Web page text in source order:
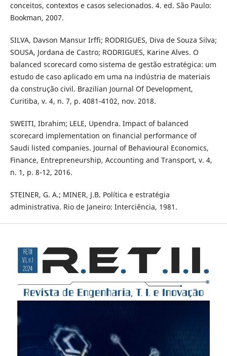
conceitos, contextos e casos selecionados. 4. ed. São Paulo:
Bookman, 2007.
SILVA, Davson Mansur Irffi; RODRIGUES, Diva de Souza Silva;
SOUSA, Jordana de Castro; RODRIGUES, Karine Alves. O
balanced scorecard como sistema de gestão estratégica: um
estudo de caso aplicado em uma na indústria de materiais
da construção civil. Brazilian Journal Of Development,
Curitiba, v. 4, n. 7, p. 4081-4102, nov. 2018.
SWEITI, Ibrahim; LELE, Upendra. Impact of balanced
scorecard implementation on financial performance of
Saudi listed companies. Journal of Behavioural Economics,
Finance, Entrepreneurship, Accounting and Transport, v. 4,
n. 1, p. 8-12, 2016.
STEINER, G. A.; MINER, J.B. Política e estratégia
administrativa. Rio de Janeiro: Interciência, 1981.